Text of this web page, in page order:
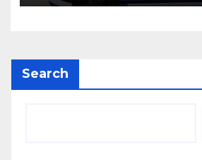
и ние ще им я
Search